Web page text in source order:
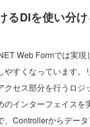
るDIを使い分
Web Formでは実現
やすくなっています。
クセス部分を行うロジ
のインターフェイスを
、Controllerからデー